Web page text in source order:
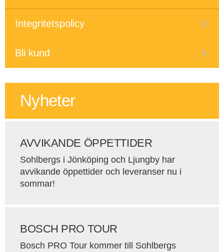
Integritetspolicy
Bli kund
Nyheter
AVVIKANDE ÖPPETTIDER
Sohlbergs i Jönköping och Ljungby har
avvikande öppettider och leveranser nu i
sommar!
BOSCH PRO TOUR
Bosch PRO Tour kommer till Sohlbergs